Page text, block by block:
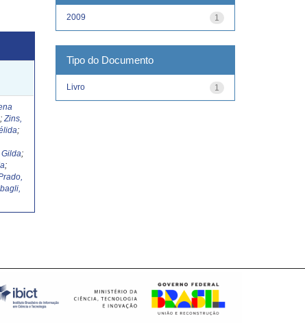
;Zins,
;
;
;
1
2009
Tipo do Documento
1
Livro